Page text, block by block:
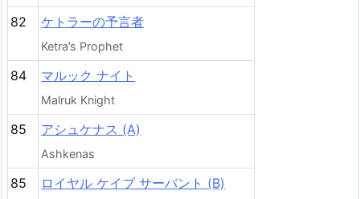
82 ケトラーの予言者
Ketra’s Prophet
84 マルック ナイト
Malruk Knight
85 アシュケナス (A)
Ashkenas
85 ロイヤル ケイブ サーバント (B)